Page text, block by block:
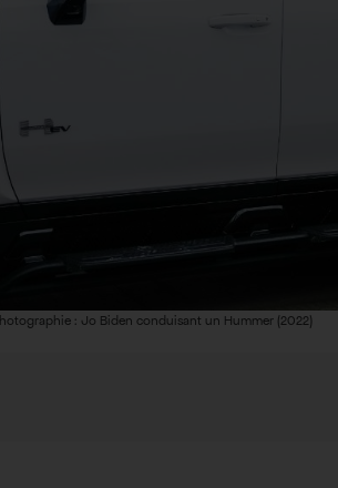
: Jo Biden conduisant un Hummer (2022)